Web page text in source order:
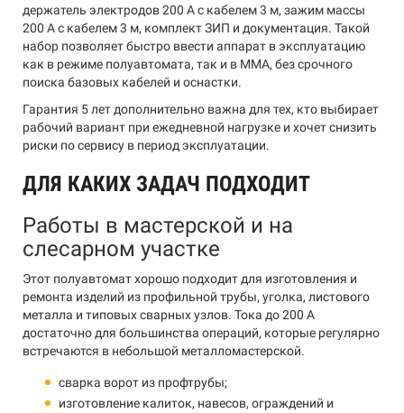
держатель электродов 200 А с кабелем 3 м, зажим массы
200 А с кабелем 3 м, комплект ЗИП и документация. Такой
набор позволяет быстро ввести аппарат в эксплуатацию
как в режиме полуавтомата, так и в MMA, без срочного
поиска базовых кабелей и оснастки.
Гарантия 5 лет дополнительно важна для тех, кто выбирает
рабочий вариант при ежедневной нагрузке и хочет снизить
риски по сервису в период эксплуатации.
ДЛЯ КАКИХ ЗАДАЧ ПОДХОДИТ
Работы в мастерской и на
слесарном участке
Этот полуавтомат хорошо подходит для изготовления и
ремонта изделий из профильной трубы, уголка, листового
металла и типовых сварных узлов. Тока до 200 А
достаточно для большинства операций, которые регулярно
встречаются в небольшой металломастерской.
сварка ворот из профтрубы;
изготовление калиток, навесов, ограждений и